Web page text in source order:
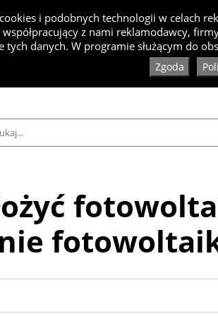
Projekty Inspiracje Artykuły
i podobnych technologii w celach
z nami reklamodawcy,
tych danych. W programie służącym do
Zgoda